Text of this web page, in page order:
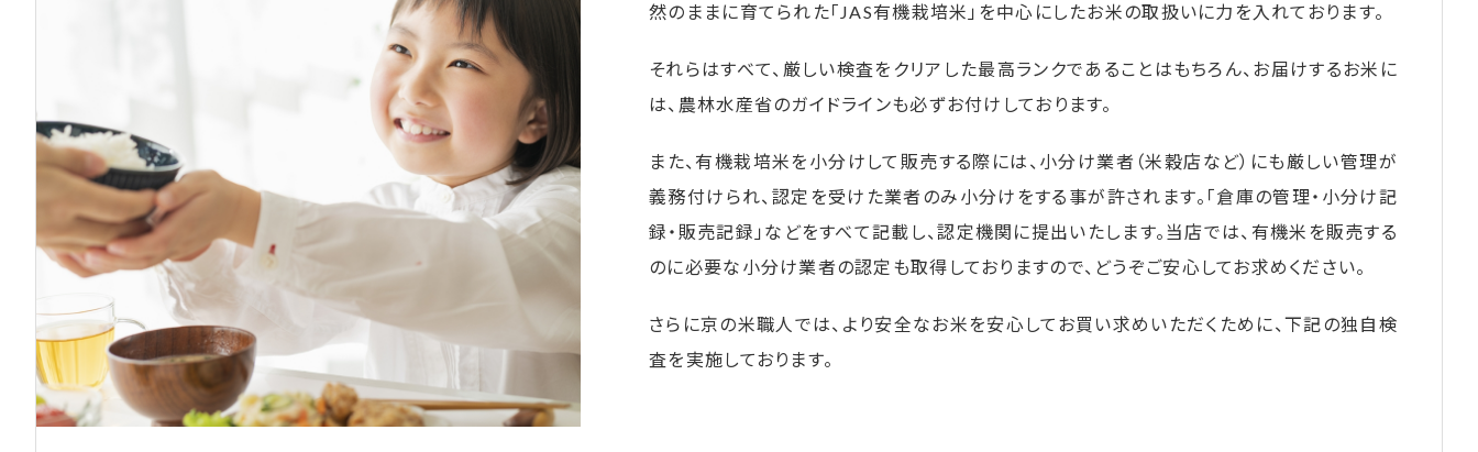
然のままに育てられた「JAS有機栽培米」を中心にしたお米の取扱いに力を入れております。
それらはすべて、厳しい検査をクリアした最高ランクであることはもちろん、お届けするお米に
は、農林水産省のガイドラインも必ずお付けしております。
また、有機栽培米を小分けして販売する際には、小分け業者（米穀店など）にも厳しい管理が
義務付けられ、認定を受けた業者のみ小分けをする事が許されます。「倉庫の管理・小分け記
録・販売記録」などをすべて記載し、認定機関に提出いたします。当店では、有機米を販売する
のに必要な小分け業者の認定も取得しておりますので、どうぞご安心してお求めください。
さらに京の米職人では、より安全なお米を安心してお買い求めいただくために、下記の独自検
査を実施しております。